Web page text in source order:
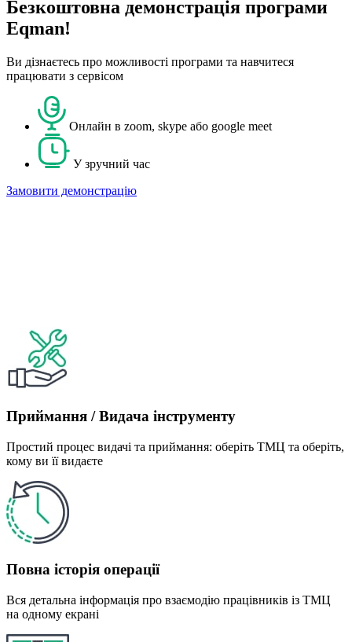
Безкоштовна демонстрація програми
Eqman!
Ви дізнаєтесь про можливості програми та навчитеся
працювати з сервісом
Онлайн в zoom, skype або google meet
У зручний час
Замовити демонстрацію
Приймання / Видача інструменту
Простий процес видачі та приймання: оберіть ТМЦ та оберіть,
кому ви її видаєте
Повна історія операції
Вся детальна інформація про взаємодію працівників із ТМЦ
на одному екрані